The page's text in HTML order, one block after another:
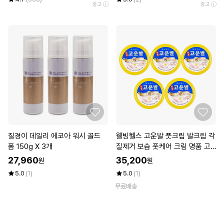
광고 광고
질경이 데일리 에코아 워시 골드
폼 150g X 3개
27,960원
5.0 (1)
웰빙헬스 고운발 풋크림 발크림 각
질제거 보습 풋케어 크림 명품 고
운발 노랑 5개
35,200원
5.0 (1)
무료배송